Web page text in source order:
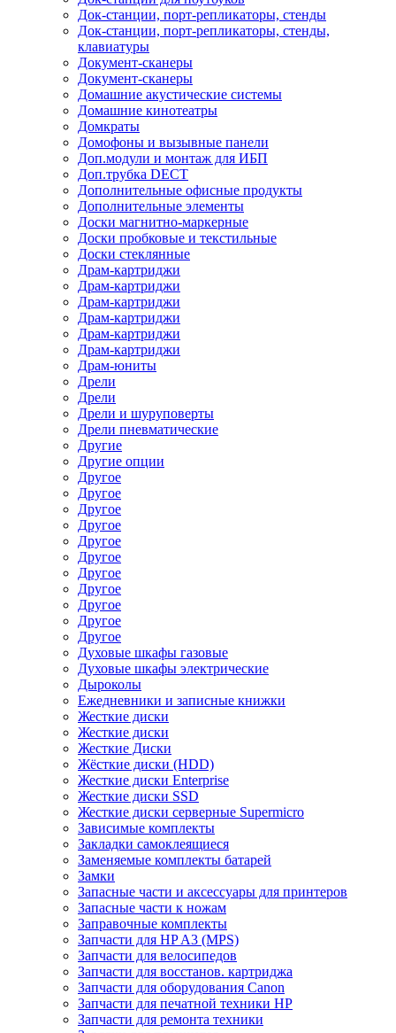
Док-станции, порт-репликаторы, стенды
Док-станции, порт-репликаторы, стенды,
клавиатуры
Документ-сканеры
Документ-сканеры
Домашние акустические системы
Домашние кинотеатры
Домкраты
Домофоны и вызывные панели
Доп.модули и монтаж для ИБП
Доп.трубка DECT
Дополнительные офисные продукты
Дополнительные элементы
Доски магнитно-маркерные
Доски пробковые и текстильные
Доски стеклянные
Драм-картриджи
Драм-картриджи
Драм-картриджи
Драм-картриджи
Драм-картриджи
Драм-картриджи
Драм-юниты
Дрели
Дрели
Дрели и шуруповерты
Дрели пневматические
Другие
Другие опции
Другое
Другое
Другое
Другое
Другое
Другое
Другое
Другое
Другое
Другое
Другое
Духовые шкафы газовые
Духовые шкафы электрические
Дыроколы
Ежедневники и записные книжки
Жесткие диски
Жесткие диски
Жесткие Диски
Жёсткие диски (HDD)
Жесткие диски Enterprise
Жесткие диски SSD
Жесткие диски серверные Supermicro
Зависимые комплекты
Закладки самоклеящиеся
Заменяемые комплекты батарей
Замки
Запасные части и аксессуары для принтеров
Запасные части к ножам
Заправочные комплекты
Запчасти для HP A3 (MPS)
Запчасти для велосипедов
Запчасти для восстанов. картриджа
Запчасти для оборудования Canon
Запчасти для печатной техники HP
Запчасти для ремонта техники